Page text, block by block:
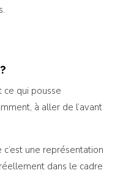
ce qui pousse
à aller de l’avant
une représentation
dans le cadre